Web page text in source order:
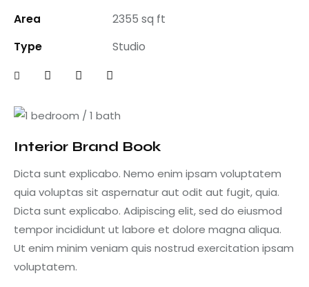
Area
2355 sq ft
Type
Studio
Interior Brand Book
Dicta sunt explicabo. Nemo enim ipsam voluptatem
quia voluptas sit aspernatur aut odit aut fugit, quia.
Dicta sunt explicabo. Adipiscing elit, sed do eiusmod
tempor incididunt ut labore et dolore magna aliqua.
Ut enim minim veniam quis nostrud exercitation ipsam
voluptatem.